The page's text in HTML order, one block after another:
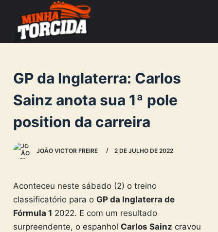
o
o
n
e
GP da Inglaterra: Carlos
Sainz anota sua 1ª pole
position da carreira
JOÃO VICTOR FREIRE 2 DE JULHO DE 2022
Aconteceu neste sábado (2) o treino
classificatório para o GP da Inglaterra de
Fórmula 1 2022. E com um resultado
surpreendente, o espanhol Carlos Sainz cravou